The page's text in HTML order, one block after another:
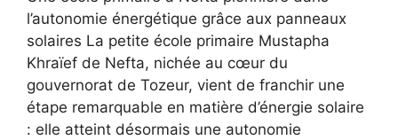
l’autonomie énergétique grâce aux panneaux
solaires La petite école primaire Mustapha
Khraïef de Nefta, nichée au cœur du
gouvernorat de Tozeur, vient de franchir une
étape remarquable en matière d’énergie solaire
: elle atteint désormais une autonomie